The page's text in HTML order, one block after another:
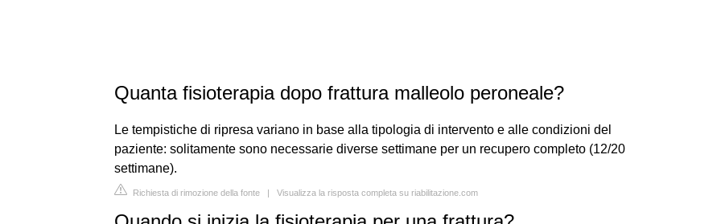
Quanta fisioterapia dopo frattura malleolo peroneale?
Le tempistiche di ripresa variano in base alla tipologia di intervento e alle condizioni del
paziente: solitamente sono necessarie diverse settimane per un recupero completo (12/20
settimane).
Richiesta di rimozione della fonte | Visualizza la risposta completa su riabilitazione.com